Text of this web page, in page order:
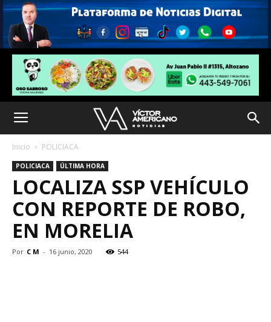
Inicio POLICIACA
POLICIACA ÚLTIMA HORA
LOCALIZA SSP VEHÍCULO
CON REPORTE DE ROBO,
EN MORELIA
Por C M - 16 junio, 2020 544